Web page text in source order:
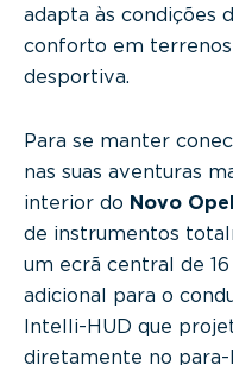
adapta às condições
conforto em terrenos
desportiva.
Para se manter
nas suas aventuras
interior do Novo
de instrumentos
um ecrã central de
adicional para o
Intelli-HUD que
diretamente no para-